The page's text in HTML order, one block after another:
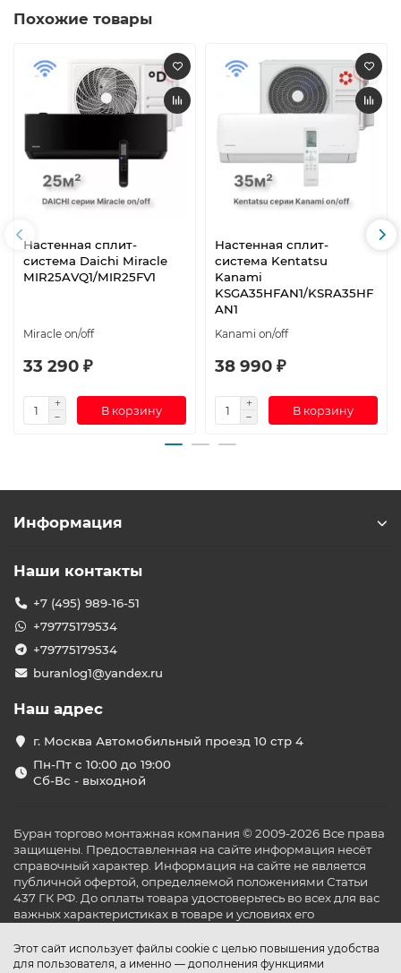
Похожие товары
Настенная сплит-
система Daichi Miracle
MIR25AVQ1/MIR25FV1
Miracle on/off
33 290 ₽
В корзину
Настенная сплит-
система Kentatsu
Kanami
KSGA35HFAN1/KSRA35HF
AN1
Kanami on/off
38 990 ₽
В корзину
Этот сайт использует файлы cookie с целью повышения удобства
для пользователя, а именно — дополнения функциями
Информация
Наши контакты
+7 (495) 989-16-51
+79775179534
+79775179534
buranlog1@yandex.ru
Наш адрес
г. Москва Автомобильный проезд 10 стр 4
Пн-Пт с 10:00 до 19:00
Сб-Вс - выходной
Буран торгово монтажная компания © 2009-2026 Все права
защищены. Предоставленная на сайте информация несёт
справочный характер. Информация на сайте не является
публичной офертой, определяемой положениями Статьи
437 ГК РФ. До оплаты товара удостоверьтесь во всех для вас
важных характеристиках в товаре и условиях его